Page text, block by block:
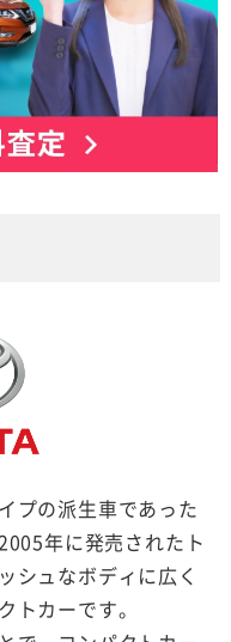
プの派生車であった
年に発売されたト
シュなボディに広く
トカーです。